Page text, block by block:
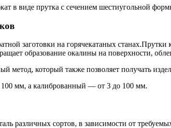
в виде прутка с сечением шестиугольной
заготовки на горячекатаных
образование окалины на поверхности,
метод, который также позволяет получать
мм, а калиброванный — от 3 до 100 мм.
различных сортов, в зависимости от